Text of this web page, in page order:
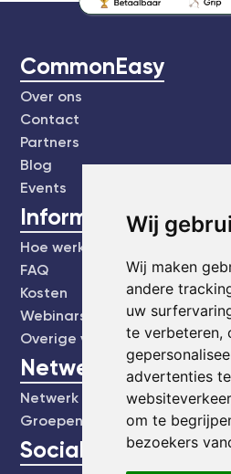
Wij
Wij maken
andere
uw
te verbeteren,
advertenties
om te
bezoekers
CommonEasy
Over ons
Contact
Partners
Blog
Events
Informatie
Hoe werkt het?
FAQ
Kosten
Webinars's
Overige video's
Netwerk
Netwerk
Groepen
Social